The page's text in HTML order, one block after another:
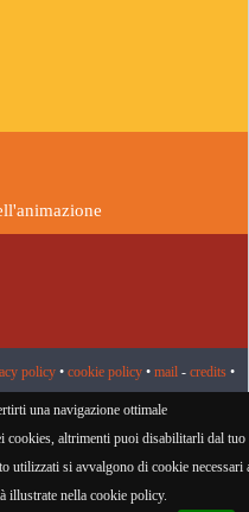
una navigazione ottimale
cookies, altrimenti puoi disabilitarli dal tuo
utilizzati si avvalgono di cookie necessari
illustrate nella cookie policy.
policy • cookie policy • mail - credits •